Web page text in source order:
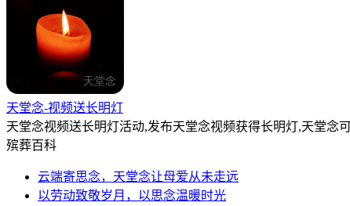
天堂念-视频送长明灯
天堂念视频送长明灯活动,发布天堂念视频获得长明灯,天堂念
殡葬百科
云端寄思念，天堂念让母爱从未走远
以劳动致敬岁月，以思念温暖时光